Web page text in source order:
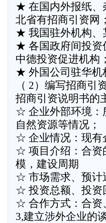
★ 在国内外报纸、
北省有招商引资网；
★ 我国驻外机构、
★ 各国政府间投资
中德投资促进机构；
★ 外国公司驻华机
（ 2）编写招商引
招商引资说明书的
☆ 企业外部环境：
自然资源等情况；
☆ 企业情况：现有
☆ 项目介绍：合资
模，建设周期
☆ 市场需求、预计
☆ 投资总额、投资
☆ 合作方式：合资
3,建立涉外企业的谈